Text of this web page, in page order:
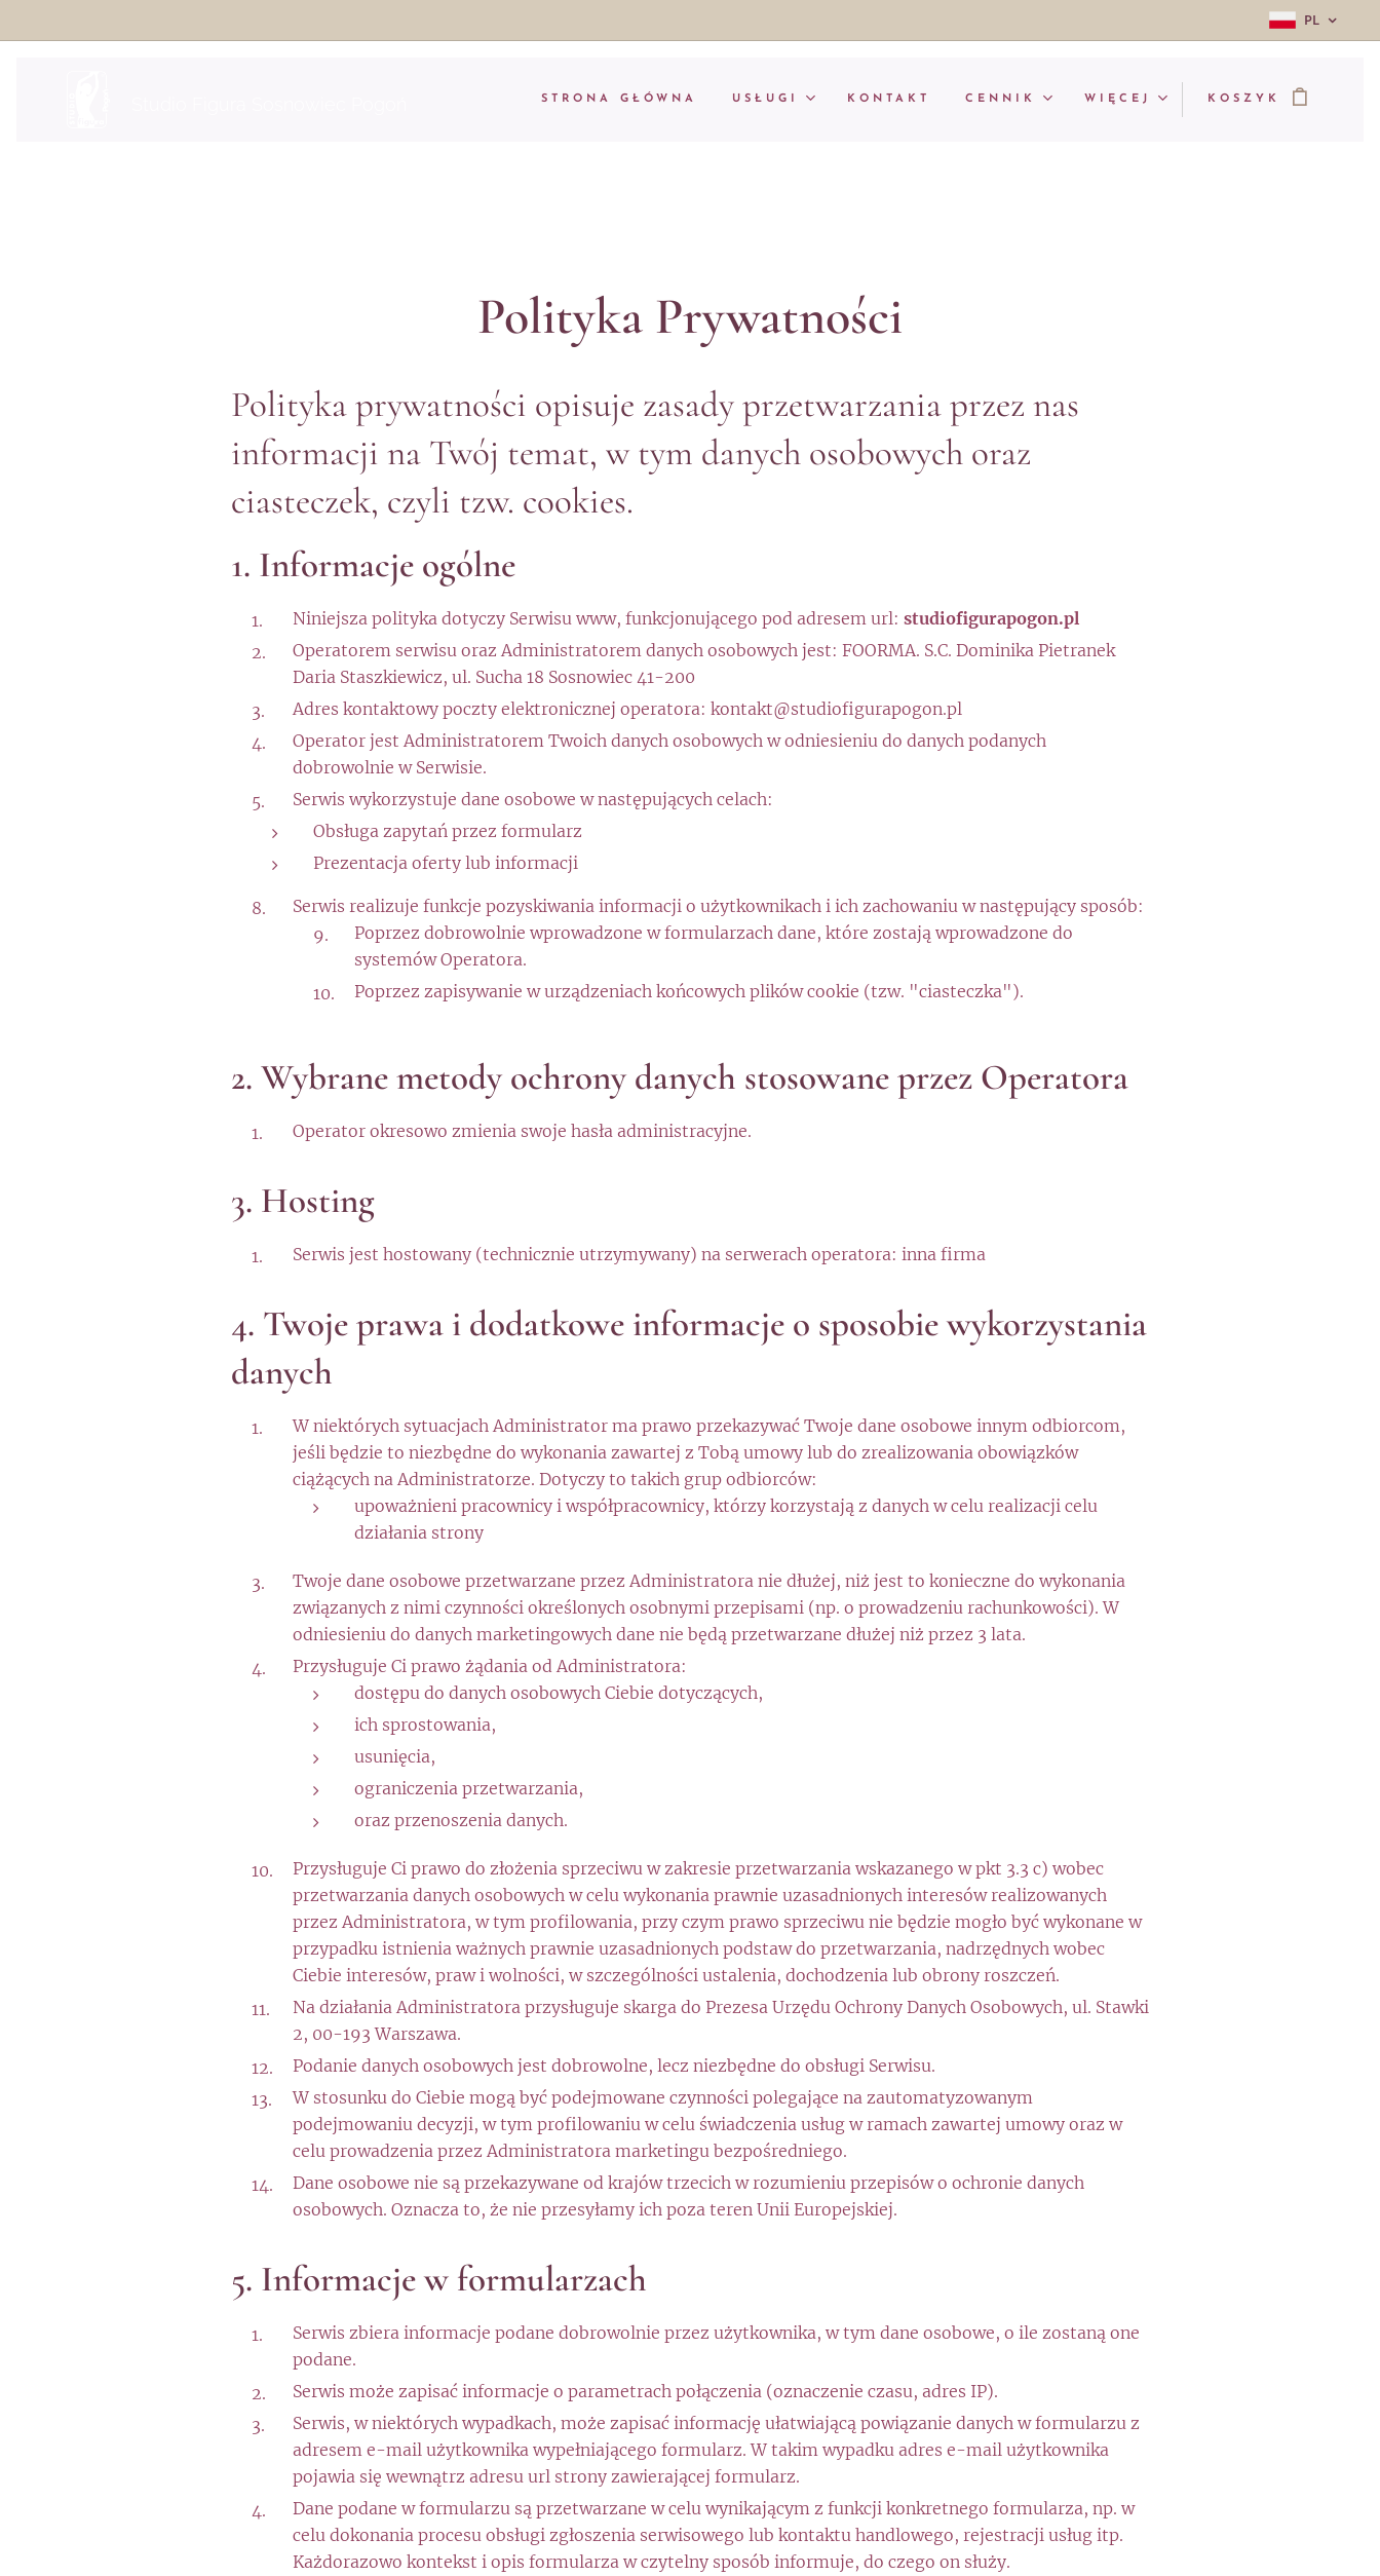
PL
STRONA GŁÓWNA USŁUGI KONTAKT CENNIK WIĘCEJ KOSZYK
Polityka Prywatności
Polityka prywatności opisuje zasady przetwarzania przez nas
informacji na Twój temat, w tym danych osobowych oraz
ciasteczek, czyli tzw. cookies.
1. Informacje ogólne
Niniejsza polityka dotyczy Serwisu www, funkcjonującego pod adresem url: studiofigurapogon.pl
Operatorem serwisu oraz Administratorem danych osobowych jest: FOORMA. S.C. Dominika Pietranek
Daria Staszkiewicz, ul. Sucha 18 Sosnowiec 41-200
Adres kontaktowy poczty elektronicznej operatora: kontakt@studiofigurapogon.pl
Operator jest Administratorem Twoich danych osobowych w odniesieniu do danych podanych
dobrowolnie w Serwisie.
Serwis wykorzystuje dane osobowe w następujących celach:
Obsługa zapytań przez formularz
Prezentacja oferty lub informacji
Serwis realizuje funkcje pozyskiwania informacji o użytkownikach i ich zachowaniu w następujący sposób:
Poprzez dobrowolnie wprowadzone w formularzach dane, które zostają wprowadzone do
systemów Operatora.
Poprzez zapisywanie w urządzeniach końcowych plików cookie (tzw. "ciasteczka").
2. Wybrane metody ochrony danych stosowane przez Operatora
Operator okresowo zmienia swoje hasła administracyjne.
3. Hosting
Serwis jest hostowany (technicznie utrzymywany) na serwerach operatora: inna firma
4. Twoje prawa i dodatkowe informacje o sposobie wykorzystania
danych
W niektórych sytuacjach Administrator ma prawo przekazywać Twoje dane osobowe innym odbiorcom,
jeśli będzie to niezbędne do wykonania zawartej z Tobą umowy lub do zrealizowania obowiązków
ciążących na Administratorze. Dotyczy to takich grup odbiorców:
upoważnieni pracownicy i współpracownicy, którzy korzystają z danych w celu realizacji celu
działania strony
Twoje dane osobowe przetwarzane przez Administratora nie dłużej, niż jest to konieczne do wykonania
związanych z nimi czynności określonych osobnymi przepisami (np. o prowadzeniu rachunkowości). W
odniesieniu do danych marketingowych dane nie będą przetwarzane dłużej niż przez 3 lata.
Przysługuje Ci prawo żądania od Administratora:
dostępu do danych osobowych Ciebie dotyczących,
ich sprostowania,
usunięcia,
ograniczenia przetwarzania,
oraz przenoszenia danych.
Przysługuje Ci prawo do złożenia sprzeciwu w zakresie przetwarzania wskazanego w pkt 3.3 c) wobec
przetwarzania danych osobowych w celu wykonania prawnie uzasadnionych interesów realizowanych
przez Administratora, w tym profilowania, przy czym prawo sprzeciwu nie będzie mogło być wykonane w
przypadku istnienia ważnych prawnie uzasadnionych podstaw do przetwarzania, nadrzędnych wobec
Ciebie interesów, praw i wolności, w szczególności ustalenia, dochodzenia lub obrony roszczeń.
Na działania Administratora przysługuje skarga do Prezesa Urzędu Ochrony Danych Osobowych, ul. Stawki
2, 00-193 Warszawa.
Podanie danych osobowych jest dobrowolne, lecz niezbędne do obsługi Serwisu.
W stosunku do Ciebie mogą być podejmowane czynności polegające na zautomatyzowanym
podejmowaniu decyzji, w tym profilowaniu w celu świadczenia usług w ramach zawartej umowy oraz w
celu prowadzenia przez Administratora marketingu bezpośredniego.
Dane osobowe nie są przekazywane od krajów trzecich w rozumieniu przepisów o ochronie danych
osobowych. Oznacza to, że nie przesyłamy ich poza teren Unii Europejskiej.
5. Informacje w formularzach
Serwis zbiera informacje podane dobrowolnie przez użytkownika, w tym dane osobowe, o ile zostaną one
podane.
Serwis może zapisać informacje o parametrach połączenia (oznaczenie czasu, adres IP).
Serwis, w niektórych wypadkach, może zapisać informację ułatwiającą powiązanie danych w formularzu z
adresem e-mail użytkownika wypełniającego formularz. W takim wypadku adres e-mail użytkownika
pojawia się wewnątrz adresu url strony zawierającej formularz.
Dane podane w formularzu są przetwarzane w celu wynikającym z funkcji konkretnego formularza, np. w
celu dokonania procesu obsługi zgłoszenia serwisowego lub kontaktu handlowego, rejestracji usług itp.
Każdorazowo kontekst i opis formularza w czytelny sposób informuje, do czego on służy.